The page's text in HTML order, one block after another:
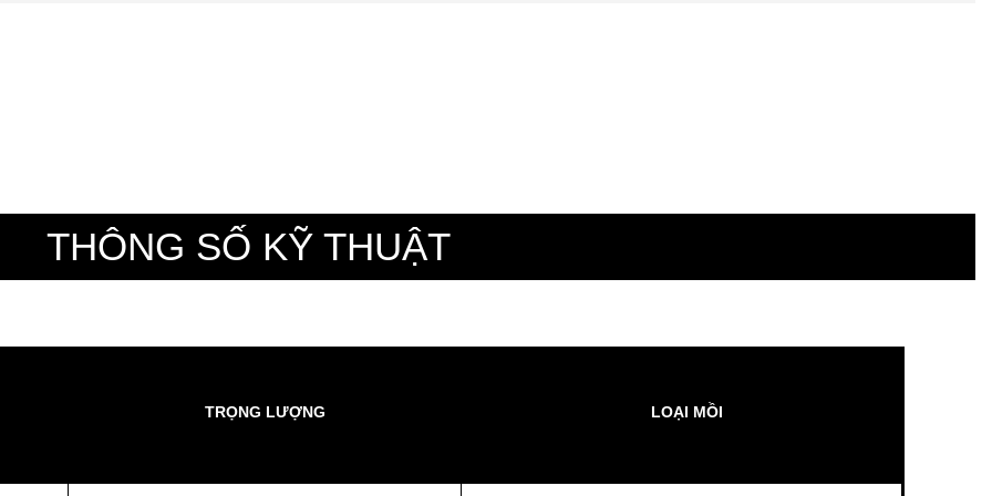
THÔNG SỐ KỸ THUẬT
TRỌNG LƯỢNG LOẠI MỒI